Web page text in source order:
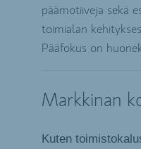
päämotiiveja sekä
toimialan
Pääfokus on
Markkinan
Kuten